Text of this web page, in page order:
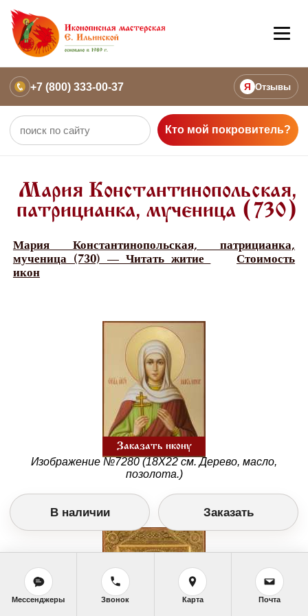
+7 (800) 333-00-37 Я Отзывы
Кто мой покровитель?
Мария Константинопольская,
патрицианка, мученица (730)
Мария Константинопольская, патрицианка,
мученица (730) — Читать житие
Стоимость
икон
Заказать икону
Изображение №7280 (18Х22 см. Дерево, масло,
позолота.)
В наличии Заказать
Мессенджеры Звонок Карта Почта